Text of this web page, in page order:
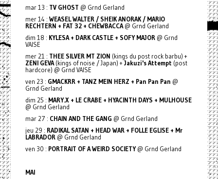
mar 13 : TV GHOST @ Grnd Gerland
mer 14 : WEASEL WALTER / SHEIK ANORAK / MARIO
RECHTERN + FAT 32 + CHEWBACCA@ Grnd Gerland
dim 18 : KYLESA + DARK CASTLE + SOFY MAJOR@ Grnd
VAISE
mer 21 : THEE SILVER MT ZION (kings du post rock barbu) +
ZENI GEVA(kings of noise / Japan) +Jakuzi's Attempt (post
hardcore) @ Grnd VAISE
ven 23 : GMACKRR + TANZ MEIN HERZ + Pan Pan Pan @
Grnd Gerland
dim 25 : MARY.X + LE CRABE + HYACINTH DAYS + MULHOUSE
@ Grnd Gerland
mar 27 : CHAIN AND THE GANG @ Grnd Gerland
jeu 29 : RADIKAL SATAN + HEAD WAR + FOLLE EGLISE + Mr
LABRADOR @ Grnd Gerland
ven 30 : PORTRAIT OF A WEIRD SOCIETY@ Grnd Gerland
MAI